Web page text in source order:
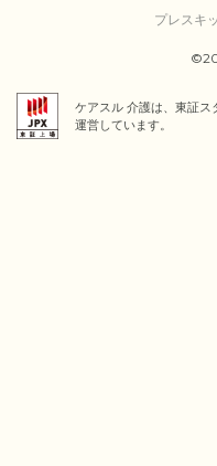
プレスキ
ケアスル 介護は、東証
運営しています。